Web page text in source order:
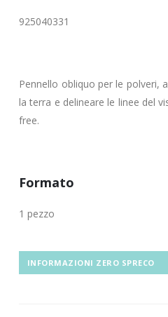
925040331
Pennello obliquo per le polveri,
la terra e delineare le linee del
free.
Formato
1 pezzo
INFORMAZIONI ZERO SPRECO